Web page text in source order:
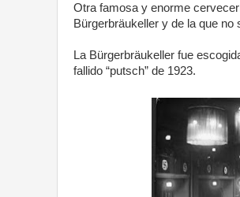
Otra famosa y enorme
Bürgerbräukeller y de la que
La Bürgerbräukeller fue
fallido “putsch” de 1923.